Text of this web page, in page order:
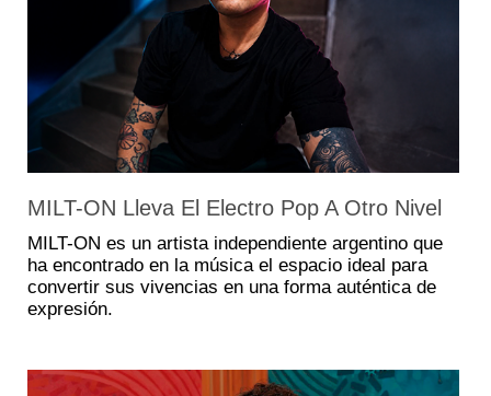
MILT-ON Lleva El Electro Pop A Otro Nivel
MILT-ON es un artista independiente argentino que
ha encontrado en la música el espacio ideal para
convertir sus vivencias en una forma auténtica de
expresión.